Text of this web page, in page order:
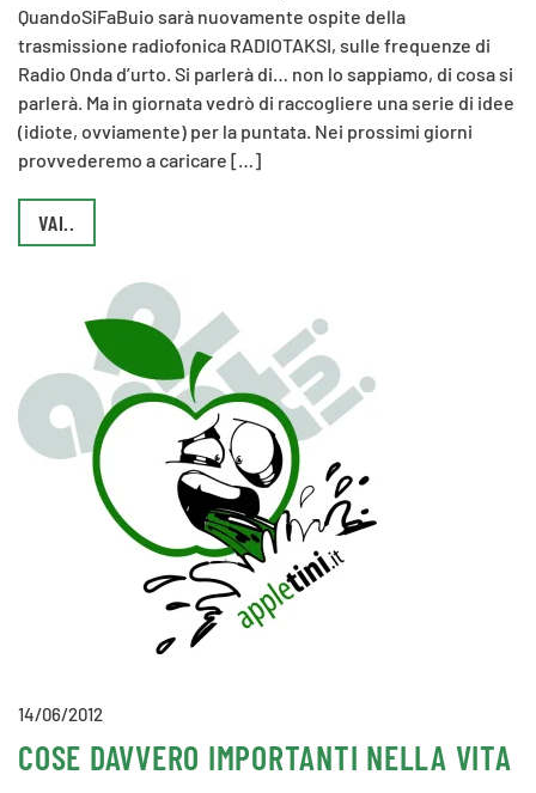
QuandoSiFaBuio sarà nuovamente ospite della
trasmissione radiofonica RADIOTAKSI, sulle frequenze di
Radio Onda d’urto. Si parlerà di… non lo sappiamo, di cosa si
parlerà. Ma in giornata vedrò di raccogliere una serie di idee
(idiote, ovviamente) per la puntata. Nei prossimi giorni
provvederemo a caricare […]
VAI..
14/06/2012
COSE DAVVERO IMPORTANTI NELLA VITA